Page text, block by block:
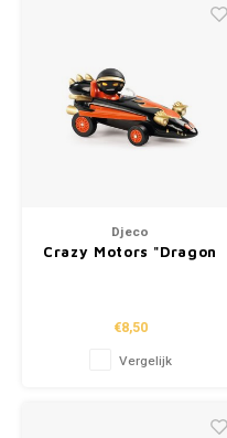
Djeco
Crazy Motors "Dragon
€8,50
Vergelijk